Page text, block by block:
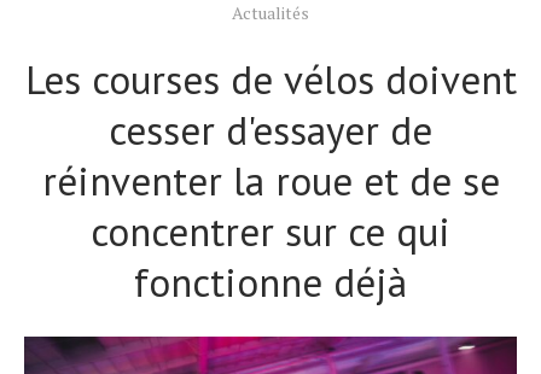
Actualités
Les courses de vélos doivent
cesser d'essayer de
réinventer la roue et de se
concentrer sur ce qui
fonctionne déjà